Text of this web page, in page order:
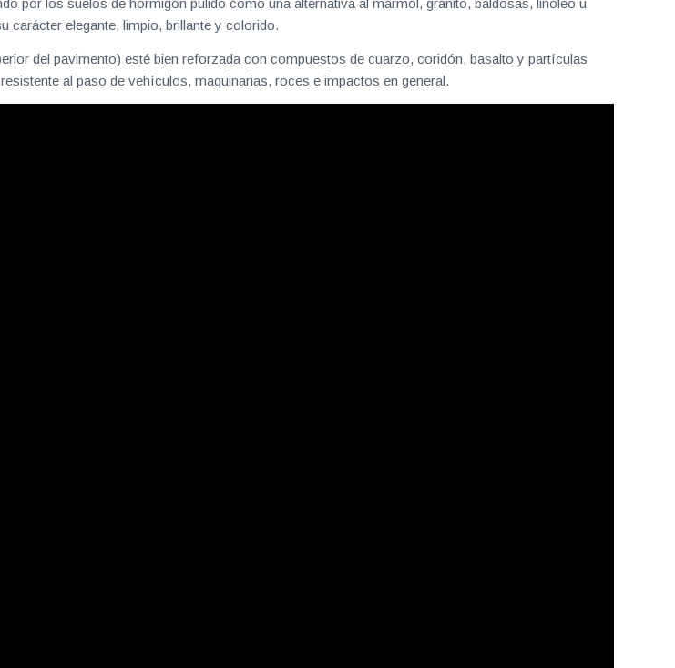
por los suelos de hormigón pulido como una alternativa al mármol, granito, baldosas, linóleo u
carácter elegante, limpio, brillante y colorido.
del pavimento) esté bien reforzada con compuestos de cuarzo, coridón, basalto y partículas
al paso de vehículos, maquinarias, roces e impactos en general.